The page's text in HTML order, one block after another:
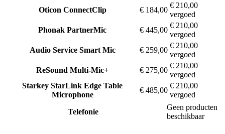
Oticon ConnectClip € 184,00
€ 210,00
vergoed
Phonak PartnerMic € 445,00
€ 210,00
vergoed
Audio Service Smart Mic € 259,00
€ 210,00
vergoed
ReSound Multi-Mic+ € 275,00
€ 210,00
vergoed
Starkey StarLink Edge Table
Microphone
€ 485,00
€ 210,00
vergoed
Telefonie
Geen producten
beschikbaar